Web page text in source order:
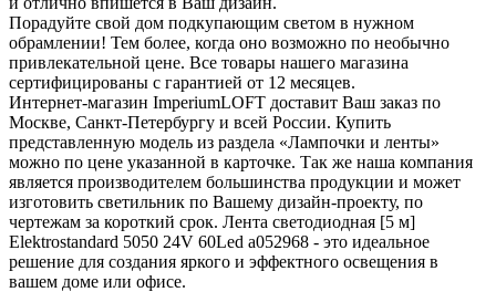
Порадуйте свой дом подкупающим светом в нужном
обрамлении! Тем более, когда оно возможно по необычно
привлекательной цене. Все товары нашего магазина
сертифицированы с гарантией от 12 месяцев.
Интернет-магазин ImperiumLOFT доставит Ваш заказ по
Москве, Санкт-Петербургу и всей России. Купить
представленную модель из раздела «Лампочки и ленты»
можно по цене указанной в карточке. Так же наша компания
является производителем большинства продукции и может
изготовить светильник по Вашему дизайн-проекту, по
чертежам за короткий срок. Лента светодиодная [5 м]
Elektrostandard 5050 24V 60Led a052968 - это идеальное
решение для создания яркого и эффектного освещения в
вашем доме или офисе.